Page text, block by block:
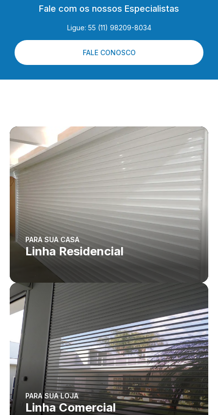
Fale com os nossos Especialistas
Ligue: 55 (11) 98209-8034
FALE CONOSCO
PARA SUA CASA
Linha Residencial
PARA SUA LOJA
Linha Comercial